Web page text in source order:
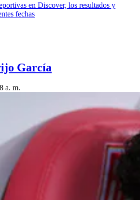
en Discover, los resultados y
fechas
García
a. m.